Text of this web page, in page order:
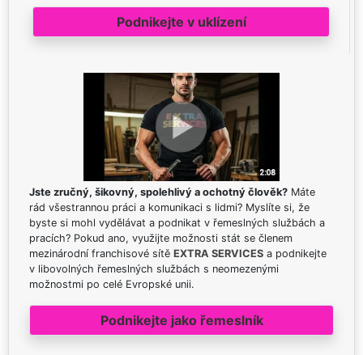
Podnikejte v uklízení
Jste zručný, šikovný, spolehlivý a ochotný člověk? Máte
rád všestrannou práci a komunikaci s lidmi? Myslíte si, že
byste si mohl vydělávat a podnikat v řemeslných službách a
pracích? Pokud ano, využijte možnosti stát se členem
mezinárodní franchisové sítě EXTRA SERVICES a podnikejte
v libovolných řemeslných službách s neomezenými
možnostmi po celé Evropské unii.
Podnikejte jako řemeslník